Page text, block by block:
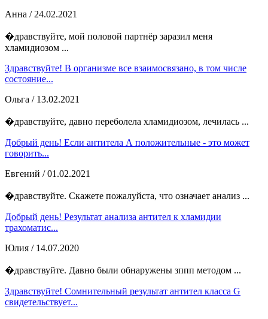
Анна / 24.02.2021
�дравствуйте, мой половой партнёр заразил меня
хламидиозом ...
Здравствуйте! В организме все взаимосвязано, в том числе
состояние...
Ольга / 13.02.2021
�дравствуйте, давно переболела хламидиозом, лечилась ...
Добрый день! Если антитела А положительные - это может
говорить...
Евгений / 01.02.2021
�дравствуйте. Скажете пожалуйста, что означает анализ ...
Добрый день! Результат анализа антител к хламидии
трахоматис...
Юлия / 14.07.2020
�дравствуйте. Давно были обнаружены зппп методом ...
Здравствуйте! Сомнительный результат антител класса G
свидетельствует...